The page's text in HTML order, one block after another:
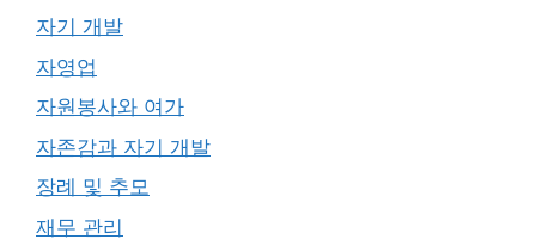
자기 개발
자영업
자원봉사와 여가
자존감과 자기 개발
장례 및 추모
재무 관리